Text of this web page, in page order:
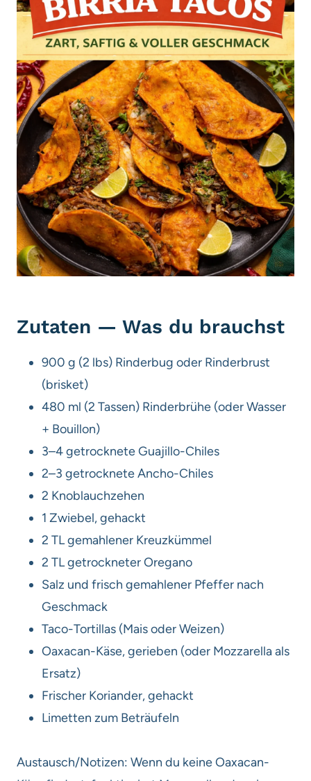
Zutaten — Was du brauchst
900 g (2 lbs) Rinderbug oder Rinderbrust
(brisket)
480 ml (2 Tassen) Rinderbrühe (oder Wasser
+ Bouillon)
3–4 getrocknete Guajillo-Chiles
2–3 getrocknete Ancho-Chiles
2 Knoblauchzehen
1 Zwiebel, gehackt
2 TL gemahlener Kreuzkümmel
2 TL getrockneter Oregano
Salz und frisch gemahlener Pfeffer nach
Geschmack
Taco-Tortillas (Mais oder Weizen)
Oaxacan-Käse, gerieben (oder Mozzarella als
Ersatz)
Frischer Koriander, gehackt
Limetten zum Beträufeln
Austausch/Notizen: Wenn du keine Oaxacan-